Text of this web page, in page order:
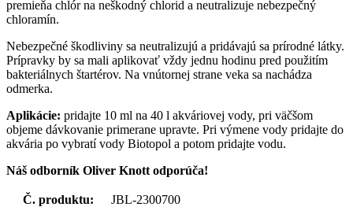
premieňa chlór na neškodný chlorid a neutralizuje nebezpečný
chloramín.
Nebezpečné škodliviny sa neutralizujú a pridávajú sa prírodné látky.
Prípravky by sa mali aplikovať vždy jednu hodinu pred použitím
bakteriálnych štartérov. Na vnútornej strane veka sa nachádza
odmerka.
Aplikácie: pridajte 10 ml na 40 l akváriovej vody, pri väčšom
objeme dávkovanie primerane upravte. Pri výmene vody pridajte do
akvária po vybratí vody Biotopol a potom pridajte vodu.
Náš odborník Oliver Knott odporúča!
Č. produktu:
JBL-2300700